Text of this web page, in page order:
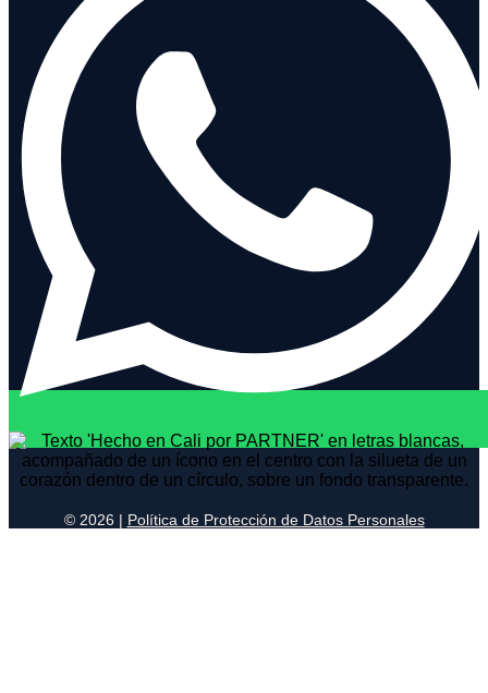
© 2026 | Política de Protección de Datos Personales